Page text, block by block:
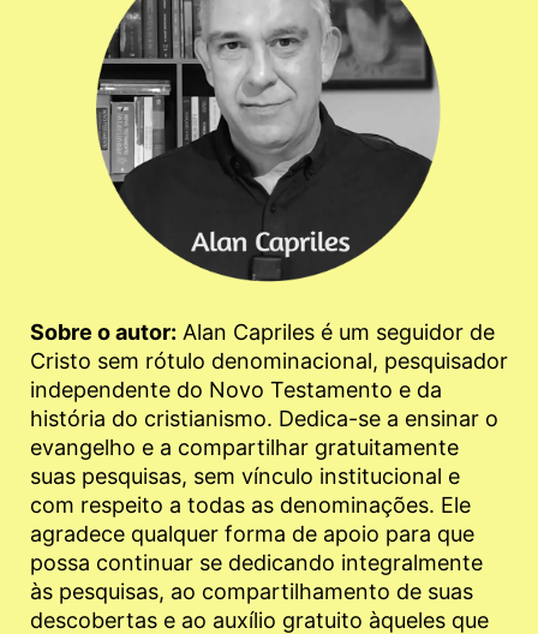
Sobre o autor: Alan Capriles é um seguidor de
Cristo sem rótulo denominacional, pesquisador
independente do Novo Testamento e da
história do cristianismo. Dedica-se a ensinar o
evangelho e a compartilhar gratuitamente
suas pesquisas, sem vínculo institucional e
com respeito a todas as denominações. Ele
agradece qualquer forma de apoio para que
possa continuar se dedicando integralmente
às pesquisas, ao compartilhamento de suas
descobertas e ao auxílio gratuito àqueles que